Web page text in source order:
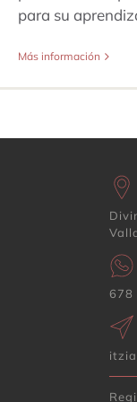
para su
Más información
678